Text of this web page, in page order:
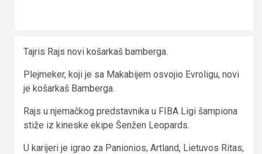
Tajris Rajs novi košarkaš bamberga.
Plejmeker, koji je sa Makabijem osvojio Evroligu, novi
je košarkaš Bamberga.
Rajs u njemačkog predstavnika u FIBA Ligi šampiona
stiže iz kineske ekipe Šenžen Leopards.
U karijeri je igrao za Panionios, Artland, Lietuvos Ritas,